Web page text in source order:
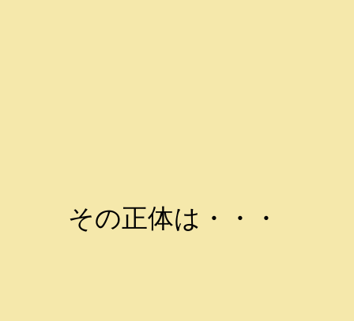
その正体は・・・